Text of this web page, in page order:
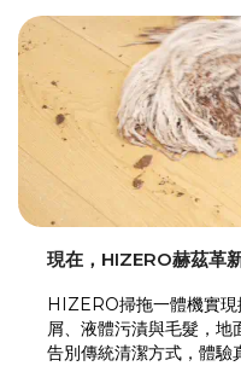
現在，HIZERO赫茲革
HIZERO掃拖一體機實現
屑、液體污漬與毛髮，地
告別傳統清潔方式，體驗